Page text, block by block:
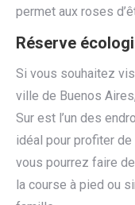
permet aux roses
Réserve
Si vous souhaitez
ville de Buenos
Sur est l’un des
idéal pour profiter
vous pourrez faire
la course à pied ou